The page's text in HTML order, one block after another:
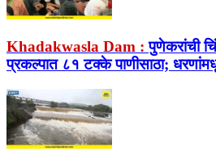
Khadakwasla Dam : पुणेकरांची
प्रकल्पात ८१ टक्के पाणीसाठा;